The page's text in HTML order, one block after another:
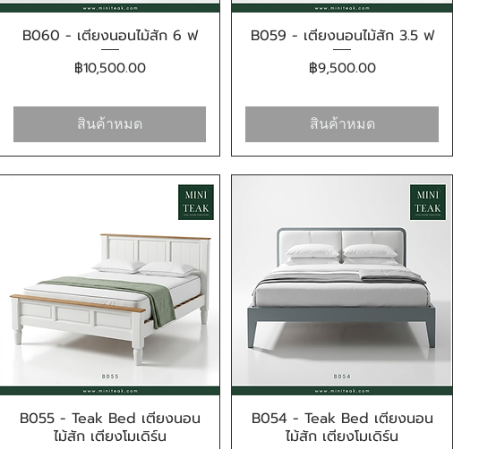
ดูข้อมูลด่วน
B060 - เตียงนอนไม้สัก 6 ฟ
ราคา
฿10,500.00
สินค้าหมด
ดูข้อมูลด่วน
B059 - เตียงนอนไม้สัก 3.5 ฟ
ราคา
฿9,500.00
สินค้าหมด
ดูข้อมูลด่วน
B055 - Teak Bed เตียงนอน
ไม้สัก เตียงโมเดิร์น
ดูข้อมูลด่วน
B054 - Teak Bed เตียงนอน
ไม้สัก เตียงโมเดิร์น